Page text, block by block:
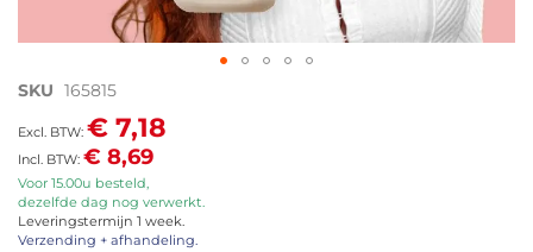
Ga
het
begin
van
de
afbeeldingen-
SKU 165815
€ 8,69
€ 7,18
Voor 15.00u besteld,
dezelfde dag nog verwerkt.
Leveringstermijn 1 week.
Verzending + afhandeling.